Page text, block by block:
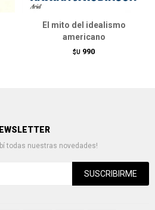
El mito del idealismo
americano
$U 990
todas nuestras novedades!
SUSCRIBIRME